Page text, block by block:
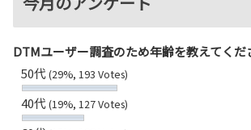
DTMユーザー調査のため年齢を教えてくだ
50代(29%, 193 Votes)
40代(19%, 127 Votes)